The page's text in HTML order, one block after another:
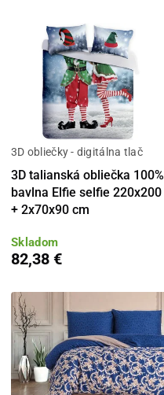
3D obliečky - digitálna tlač
3D talianská obliečka 100%
bavlna Elfie selfie 220x200
+ 2x70x90 cm
Skladom
82,38 €